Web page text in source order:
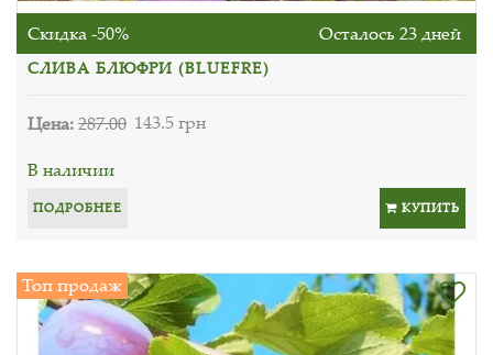
Скидка -50% Осталось 23 дней
СЛИВА БЛЮФРИ (BLUEFRE)
Цена:287.00 143.5 грн
В наличии
ПОДРОБНЕЕ КУПИТЬ
Топ продаж